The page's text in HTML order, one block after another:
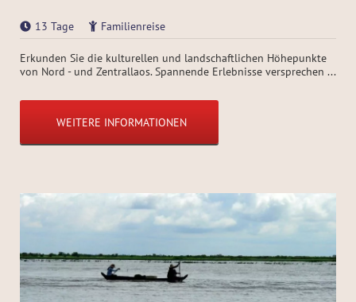
13 Tage Familienreise
Erkunden Sie die kulturellen und landschaftlichen Höhepunkte
von Nord - und Zentrallaos. Spannende Erlebnisse versprechen ...
WEITERE INFORMATIONEN